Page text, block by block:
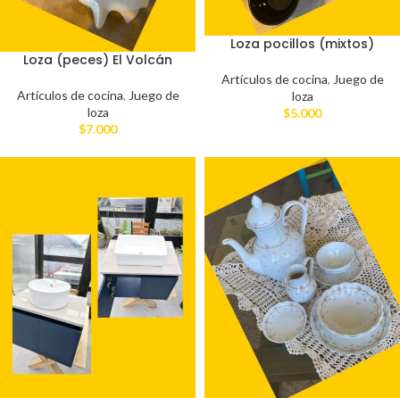
Loza (peces) El Volcán
Artículos de cocina, Juego de
loza
$7.000
Loza pocillos (mixtos)
Artículos de cocina, Juego de
loza
$5.000